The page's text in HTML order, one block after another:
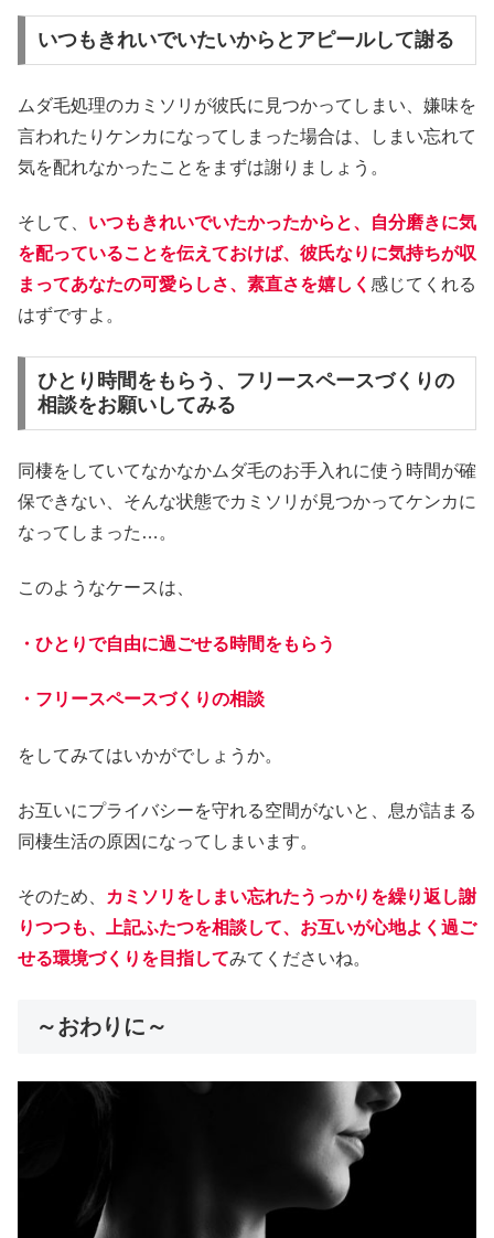
いつもきれいでいたいからとアピールして謝る
ムダ毛処理のカミソリが彼氏に見つかってしまい、嫌味を
言われたりケンカになってしまった場合は、しまい忘れて
気を配れなかったことをまずは謝りましょう。
そして、 いつもきれいでいたかったからと、自分磨きに気
を配っていることを伝えておけば、彼氏なりに気持ちが収
まってあなたの可愛らしさ、素直さを嬉しく 感じてくれる
はずですよ。
ひとり時間をもらう、フリースペースづくりの
相談をお願いしてみる
同棲をしていてなかなかムダ毛のお手入れに使う時間が確
保できない、そんな状態でカミソリが見つかってケンカに
なってしまった…。
このようなケースは、
・ひとりで自由に過ごせる時間をもらう
・フリースペースづくりの相談
をしてみてはいかがでしょうか。
お互いにプライバシーを守れる空間がないと、息が詰まる
同棲生活の原因になってしまいます。
そのため、
カミソリをしまい忘れたうっかりを繰り返し謝
りつつも、上記ふたつを相談して、お互いが心地よく過ご
せる環境づくりを目指してみてくださいね。
～おわりに～